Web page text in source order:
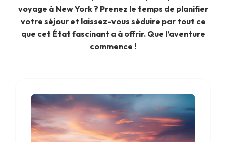
voyage à New York ? Prenez le temps de planifier
votre séjour et laissez-vous séduire par tout ce
que cet État fascinant a à offrir. Que l’aventure
commence !